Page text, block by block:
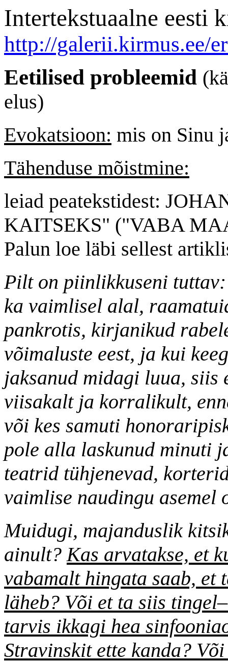
Intertekstuaalne eesti
http://galerii.kirmus.ee/
Eetilised probleemid
elus)
Evokatsioon: mis on Sinu
Tähenduse mõistmine:
leiad peatekstidest:
KAITSEKS" ("VABA
Palun loe läbi sellest
Pilt on piinlikkuseni
ka vaimlisel alal,
pankrotis, kirjanikud
võimaluste eest, ja kui
jaksanud midagi luua, siis
viisakalt ja korralikult,
või kes samuti
pole alla laskunud minuti
teatrid tühjenevad,
vaimlise naudingu asemel
Muidugi, majanduslik
ainult?Kas arvatakse, et
vabamalt hingata saab,
läheb? Või et ta siis
tarvis ikkagi hea
Stravinskit ette kanda?